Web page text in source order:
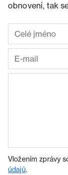
obnovení, tak
Vložením zprávy
údajů.